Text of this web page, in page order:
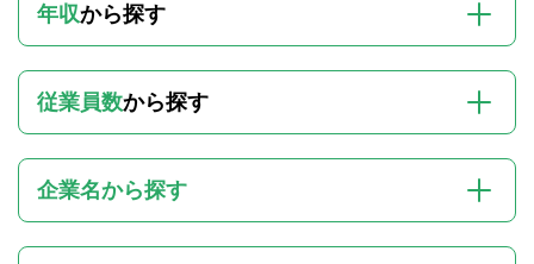
年収から探す
従業員数から探す
企業名から探す